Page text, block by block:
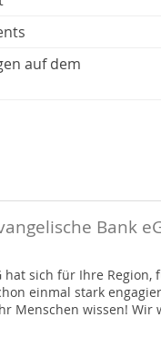
auf dem
Bank
hat sich für Ihre
einmal stark
Menschen wissen!